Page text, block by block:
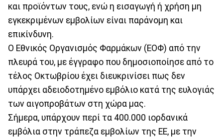
και προϊόντων τους, ενώ η εισαγωγή ή χρήση μη
εγκεκριμένων εμβολίων είναι παράνομη και
επικίνδυνη.
Ο Εθνικός Οργανισμός Φαρμάκων (ΕΟΦ) από την
πλευρά του, με έγγραφο που δημοσιοποίησε από το
τέλος Οκτωβρίου έχει διευκρινίσει πως δεν
υπάρχει αδειοδοτημένο εμβόλιο κατά της ευλογιάς
των αιγοπροβάτων στη χώρα μας.
Σήμερα, υπάρχουν περί τα 400.000 ιορδανικά
εμβόλια στην τράπεζα εμβολίων της ΕΕ, με την